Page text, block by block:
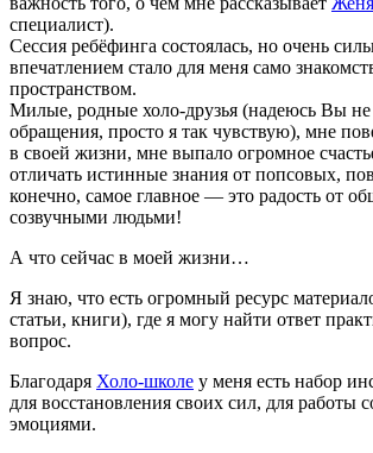
специалист).
Сессия ребёфинга состоялась, но очень
впечатлением стало для меня само
пространством.
Милые, родные холо-друзья (надеюсь Вы не
обращения, просто я так чувствую), мне
в своей жизни, мне выпало огромное
отличать истинные знания от попсовых,
конечно, самое главное — это радость от
созвучными людьми!
А что сейчас в моей жизни…
Я знаю, что есть огромный ресурс
статьи, книги), где я могу найти ответ
вопрос.
Благодаря Холо-школе у меня есть набор
для восстановления своих сил, для работы
эмоциями.